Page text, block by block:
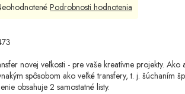
novej veľkosti - pre vaše kreatívne projekty.
spôsobom ako veľké transfery, t. j. šúchaním
obsahuje 2 samostatné listy.
Podrobnosti hodnotenia